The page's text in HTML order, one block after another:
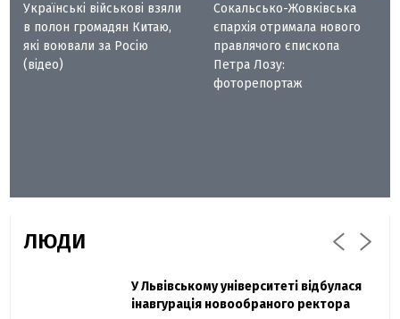
Українські військові взяли
в полон громадян Китаю,
які воювали за Росію
(відео)
Сокальсько-Жовківська
єпархія отримала нового
правлячого єпископа
Петра Лозу:
фоторепортаж
ЛЮДИ
Павло Дак
Захисник "Азовсталі" Діанов вдруге
одружився та показав фото з весілля
У Львівському університеті відбулася
інавгурація новообраного ректора